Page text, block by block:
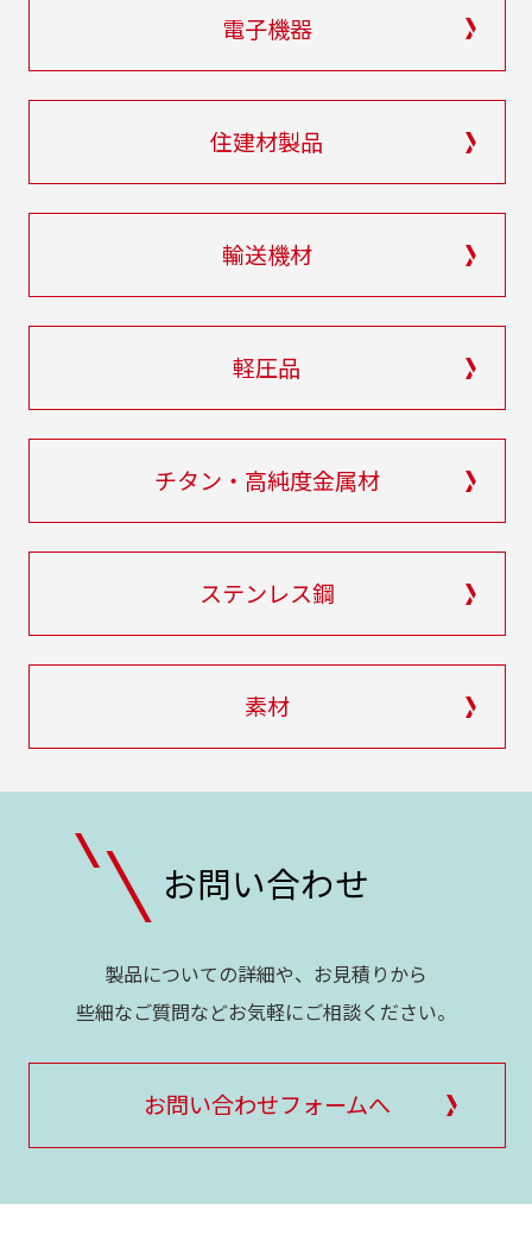
電子機器
住建材製品
輸送機材
軽圧品
チタン・高純度金属材
ステンレス鋼
素材
お問い合わせ
製品についての詳細や、お見積りから
些細なご質問などお気軽にご相談ください。
お問い合わせフォームへ